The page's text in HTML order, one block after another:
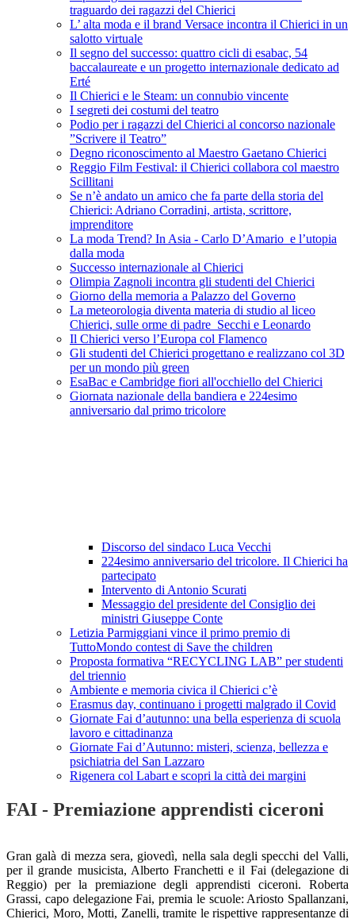
traguardo dei ragazzi del Chierici
L’ alta moda e il brand Versace incontra il Chierici in un
salotto virtuale
Il segno del successo: quattro cicli di esabac, 54
baccalaureate e un progetto internazionale dedicato ad
Erté
Il Chierici e le Steam: un connubio vincente
I segreti dei costumi del teatro
Podio per i ragazzi del Chierici al concorso nazionale
”Scrivere il Teatro”
Degno riconoscimento al Maestro Gaetano Chierici
Reggio Film Festival: il Chierici collabora col maestro
Scillitani
Se n’è andato un amico che fa parte della storia del
Chierici: Adriano Corradini, artista, scrittore,
imprenditore
La moda Trend? In Asia - Carlo D’Amario e l’utopia
dalla moda
Successo internazionale al Chierici
Olimpia Zagnoli incontra gli studenti del Chierici
Giorno della memoria a Palazzo del Governo
La meteorologia diventa materia di studio al liceo
Chierici, sulle orme di padre Secchi e Leonardo
Il Chierici verso l’Europa col Flamenco
Gli studenti del Chierici progettano e realizzano col 3D
per un mondo più green
EsaBac e Cambridge fiori all'occhiello del Chierici
Giornata nazionale della bandiera e 224esimo
anniversario dal primo tricolore
Discorso del sindaco Luca Vecchi
224esimo anniversario del tricolore. Il Chierici ha
partecipato
Intervento di Antonio Scurati
Messaggio del presidente del Consiglio dei
ministri Giuseppe Conte
Letizia Parmiggiani vince il primo premio di
TuttoMondo contest di Save the children
Proposta formativa “RECYCLING LAB” per studenti
del triennio
Ambiente e memoria civica il Chierici c’è
Erasmus day, continuano i progetti malgrado il Covid
Giornate Fai d’autunno: una bella esperienza di scuola
lavoro e cittadinanza
Giornate Fai d’Autunno: misteri, scienza, bellezza e
psichiatria del San Lazzaro
Rigenera col Labart e scopri la città dei margini
FAI - Premiazione apprendisti ciceroni
Gran galà di mezza sera, giovedì, nella sala degli specchi del Valli,
per il grande musicista, Alberto Franchetti e il Fai (delegazione di
Reggio) per la premiazione degli apprendisti ciceroni. Roberta
Grassi, capo delegazione Fai, premia le scuole: Ariosto Spallanzani,
Chierici, Moro, Motti, Zanelli, tramite le rispettive rappresentanze di